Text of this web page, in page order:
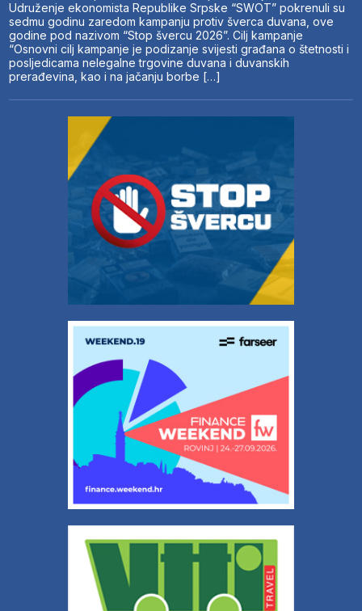
Udruženje ekonomista Republike Srpske “SWOT” pokrenuli su
sedmu godinu zaredom kampanju protiv šverca duvana, ove
godine pod nazivom “Stop švercu 2026”. Cilj kampanje
“Osnovni cilj kampanje je podizanje svijesti građana o štetnosti i
posljedicama nelegalne trgovine duvana i duvanskih
prerađevina, kao i na jačanju borbe […]